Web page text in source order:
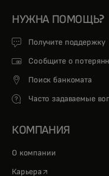
НУЖНА ПОМОЩЬ?
Получите поддержку
Сообщите о
Поиск банкомата
Часто задаваемые
КОМПАНИЯ
О компании
Карьера opens in a new